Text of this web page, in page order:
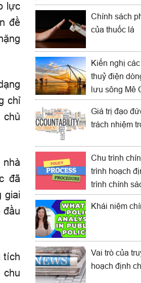
lực
đề
chỉ
chủ
đã
giai
đầu
tích
chu
Chính sách
của thuốc lá
Kiến nghị
thuỷ điện
lưu sông Mê
Giá trị đạo
trách nhiệm
Chu trình
trình hoạch
trình chính
Khái niệm
Vai trò của
hoạch định